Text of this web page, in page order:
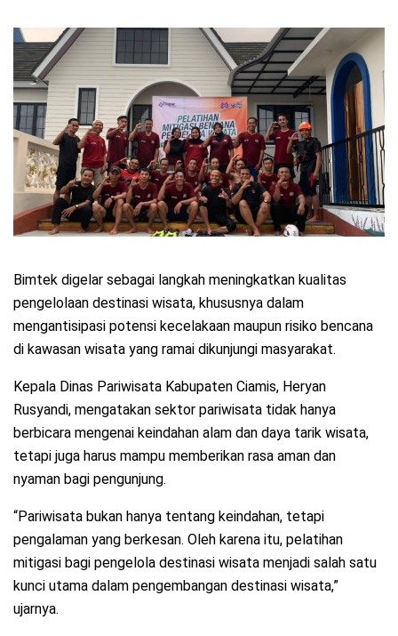
Bimtek digelar sebagai langkah meningkatkan kualitas
pengelolaan destinasi wisata, khususnya dalam
mengantisipasi potensi kecelakaan maupun risiko bencana
di kawasan wisata yang ramai dikunjungi masyarakat.
Kepala Dinas Pariwisata Kabupaten Ciamis, Heryan
Rusyandi, mengatakan sektor pariwisata tidak hanya
berbicara mengenai keindahan alam dan daya tarik wisata,
tetapi juga harus mampu memberikan rasa aman dan
nyaman bagi pengunjung.
“Pariwisata bukan hanya tentang keindahan, tetapi
pengalaman yang berkesan. Oleh karena itu, pelatihan
mitigasi bagi pengelola destinasi wisata menjadi salah satu
kunci utama dalam pengembangan destinasi wisata,”
ujarnya.